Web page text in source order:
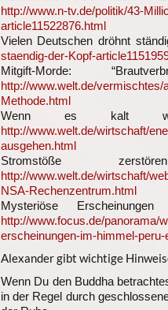
http://www.n-tv.de/politik/43-
article11522876.html
Vielen Deutschen dröhnt
staendig-der-Kopf-
Mitgift-Morde:
http://www.welt.de/
Methode.html
Wenn es kalt
http://www.welt.de/wirtschaft/
ausgehen.html
Stromstöße
http://www.welt.de/wirtschaft/
NSA-Rechenzentrum.html
Mysteriöse
http://www.focus.de/panorama/
erscheinungen-im-himmel-
Alexander gibt wichtige
Wenn Du den Buddha
in der Regel durch